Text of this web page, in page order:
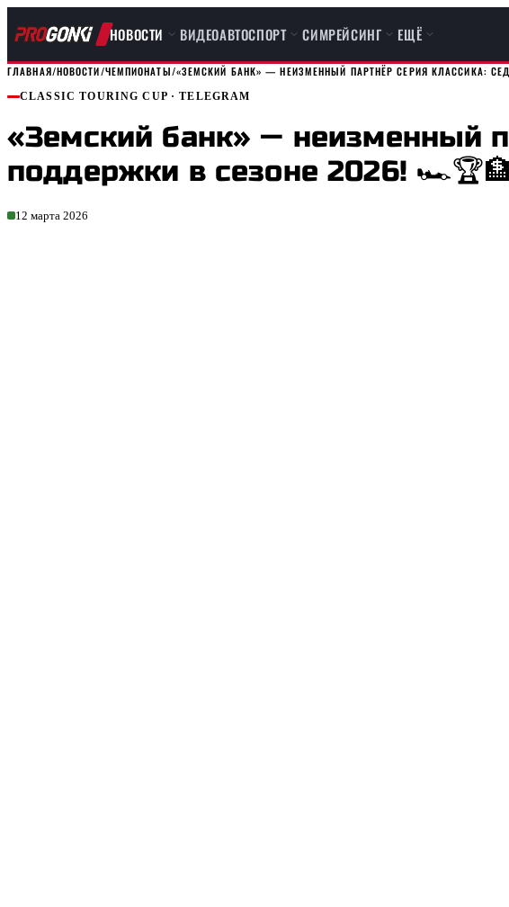
НОВОСТИ ВИДЕОАВТОСПОРТ СИМРЕЙСИНГ ЕЩЁ
ГЛАВНАЯ/НОВОСТИ/ЧЕМПИОНАТЫ/«ЗЕМСКИЙ БАНК» — НЕИЗМЕННЫЙ ПАРТНЁР СЕРИЯ КЛАССИКА:
CLASSIC TOURING CUP· TELEGRAM
«Земский банк» — неизменный
поддержки в сезоне 2026! 🏎🏆🏦
12 марта 2026